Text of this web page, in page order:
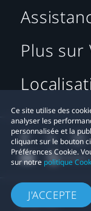
Ce site utilise des
analyser les
personnalisée et la
cliquant sur le bouton
Préférences Cookie.
sur notre politique
J'ACCEPTE
Plus sur